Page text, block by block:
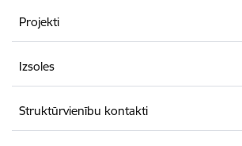
Projekti
Izsoles
Struktūrvienību kontakti